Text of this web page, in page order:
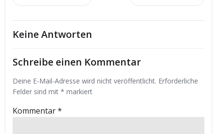
NavigationNavigation
Keine Antworten
Schreibe einen Kommentar
Deine E-Mail-Adresse wird nicht veröffentlicht. Erforderliche
Felder sind mit * markiert
Kommentar*